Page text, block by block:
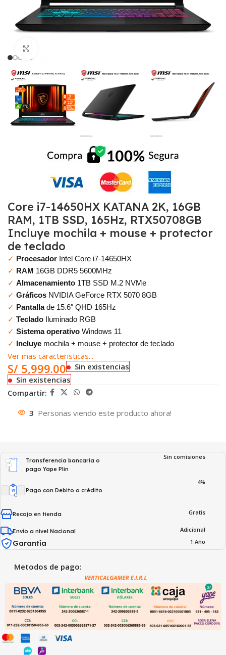
Core i7-14650HX KATANA 2K, 16GB
RAM, 1TB SSD, 165Hz, RTX50708GB
Incluye mochila + mouse + protector
de teclado
✓ Procesador Intel Core i7-14650HX
✓ RAM 16GB DDR5 5600MHz
✓ Almacenamiento 1TB SSD M.2 NVMe
✓ Gráficos NVIDIA GeForce RTX 5070 8GB
✓ Pantallade 15.6″ QHD 165Hz
✓ Teclado Iluminado RGB
✓ Sistema operativo Windows 11
✓ Incluye mochila + mouse + protector de teclado
Ver mas caracteristicas...
S/ 5,999.00
Sin existencias
Sin existencias
Compartir:
3 Personas viendo este producto ahora!
Transferencia bancaria o
pago Yape Plin
Sin comisiones
Pago con Debito o crédito
4%
Recojo en tienda Gratis
Envío a nivel Nacional Adicional
Garantía 1 Año
Metodos de pago: